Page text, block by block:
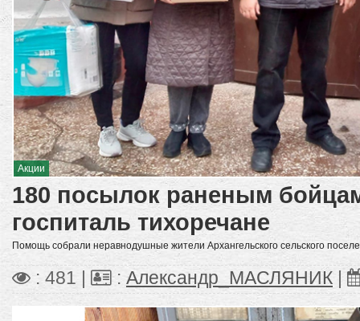
Акции
180 посылок раненым
госпиталь тихоречане
Помощь собрали неравнодушные жители Архангельского сельского
: 481 | : Александр_МАСЛЯНИК